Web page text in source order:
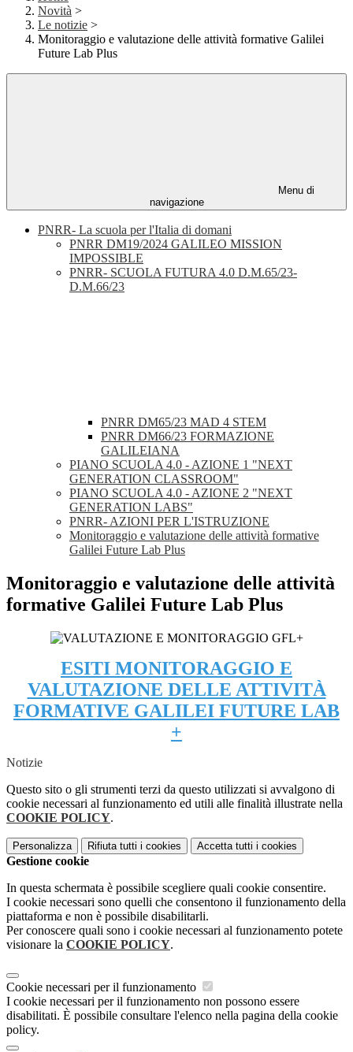
Novità >
Le notizie >
Monitoraggio e valutazione delle attività formative Galilei
Future Lab Plus
Menu di
navigazione
PNRR- La scuola per l'Italia di domani
PNRR DM19/2024 GALILEO MISSION
IMPOSSIBLE
PNRR- SCUOLA FUTURA 4.0 D.M.65/23-
D.M.66/23
PNRR DM65/23 MAD 4 STEM
PNRR DM66/23 FORMAZIONE
GALILEIANA
PIANO SCUOLA 4.0 - AZIONE 1 "NEXT
GENERATION CLASSROOM"
PIANO SCUOLA 4.0 - AZIONE 2 "NEXT
GENERATION LABS"
PNRR- AZIONI PER L'ISTRUZIONE
Monitoraggio e valutazione delle attività formative
Galilei Future Lab Plus
Monitoraggio e valutazione delle attività
formative Galilei Future Lab Plus
ESITI MONITORAGGIO E
VALUTAZIONE DELLE ATTIVITÀ
FORMATIVE GALILEI FUTURE LAB
+
Notizie
Questo sito o gli strumenti terzi da questo utilizzati si avvalgono di
cookie necessari al funzionamento ed utili alle finalità illustrate nella
COOKIE POLICY.
Personalizza Rifiuta tutti i cookies Accetta tutti i cookies
Gestione cookie
In questa schermata è possibile scegliere quali cookie consentire.
I cookie necessari sono quelli che consentono il funzionamento della
piattaforma e non è possibile disabilitarli.
Per conoscere quali sono i cookie necessari al funzionamento potete
visionare la COOKIE POLICY.
Cookie necessari per il funzionamento
I cookie necessari per il funzionamento non possono essere
disabilitati. È possibile consultare l'elenco nella pagina della cookie
policy.